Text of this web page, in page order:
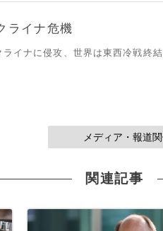
ライナ危機
ライナに侵攻、世界は東西冷戦終
メディア・報道
関連記事